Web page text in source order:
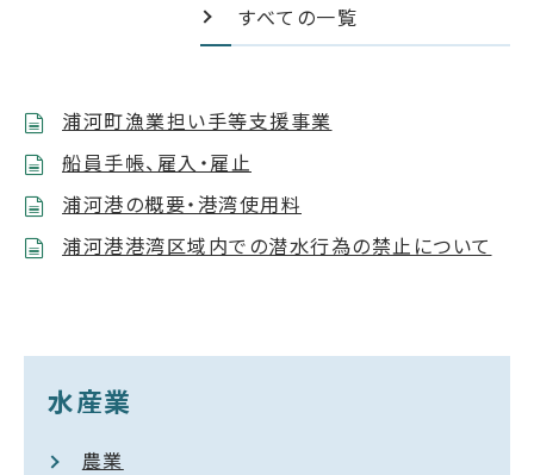
すべての一覧
浦河町漁業担い手等支援事業
船員手帳、雇入・雇止
浦河港の概要・港湾使用料
浦河港港湾区域内での潜水行為の禁止について
水産業
農業